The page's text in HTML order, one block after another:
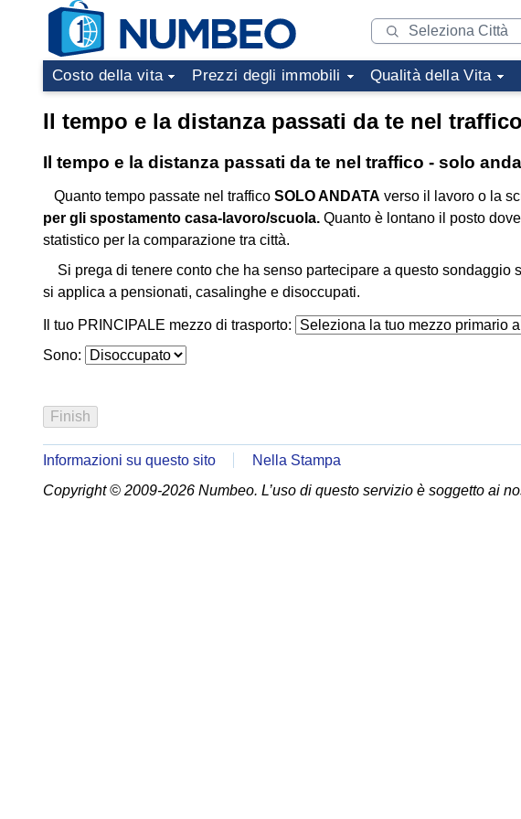
Costo della vita Prezzi degli immobili Qualità della Vita
Il tempo e la distanza passati da te nel
Il tempo e la distanza passati da te nel traffico - solo
Quanto tempo passate nel traffico SOLO ANDATA verso il lavoro o la
per gli spostamento casa-lavoro/scuola. Quanto è lontano il posto
statistico per la comparazione tra città.
Si prega di tenere conto che ha senso partecipare a questo
si applica a pensionati, casalinghe e disoccupati.
Il tuo PRINCIPALE mezzo di trasporto:
Sono:
Informazioni su questo sito
Nella Stampa
Copyright © 2009-2026 Numbeo. L’uso di questo servizio è soggetto ai